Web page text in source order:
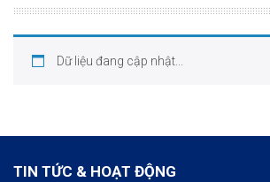
Dữ liệu đang cập nhật...
TIN TỨC & HOẠT ĐỘNG